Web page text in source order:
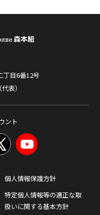
丁目6番12号
表）
ント
個人情報保護方針
特定個人情報等の適正な取
扱いに関する基本方針